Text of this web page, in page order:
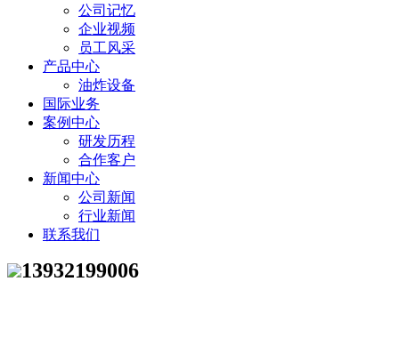
公司记忆
企业视频
员工风采
产品中心
油炸设备
国际业务
案例中心
研发历程
合作客户
新闻中心
公司新闻
行业新闻
联系我们
13932199006